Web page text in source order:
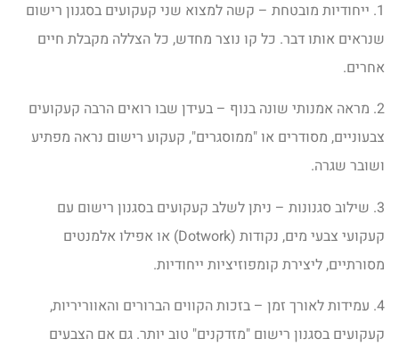
1. ייחודיות מובטחת – קשה למצוא שני קעקועים בסגנון רישום
שנראים אותו דבר. כל קו נוצר מחדש, כל הצללה מקבלת חיים
אחרים.
2. מראה אמנותי שונה בנוף – בעידן שבו רואים הרבה קעקועים
צבעוניים, מסודרים או "ממוסגרים", קעקוע רישום נראה מפתיע
ושובר שגרה.
3. שילוב סגנונות – ניתן לשלב קעקועים בסגנון רישום עם
קעקועי צבעי מים, נקודות (Dotwork) או אפילו אלמנטים
מסורתיים, ליצירת קומפוזיציות ייחודיות.
4. עמידות לאורך זמן – בזכות הקווים הברורים והאווריריות,
קעקועים בסגנון רישום "מזדקנים" טוב יותר. גם אם הצבעים